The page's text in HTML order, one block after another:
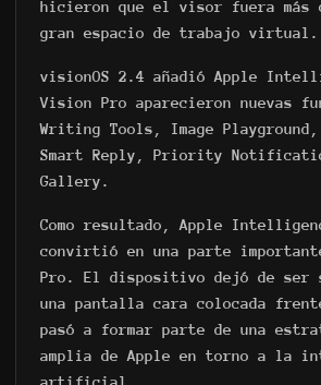
hicieron que el visor fuera más
gran espacio de trabajo virtual.
visionOS 2.4 añadió Apple
Vision Pro aparecieron nuevas
Writing Tools, Image Playground,
Smart Reply, Priority
Gallery.
Como resultado, Apple
convirtió en una parte
Pro. El dispositivo dejó de ser
una pantalla cara colocada
pasó a formar parte de una
amplia de Apple en torno a la